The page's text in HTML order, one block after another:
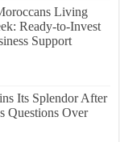
Living
Ready-to-Invest
Support
Its Splendor After
Questions Over